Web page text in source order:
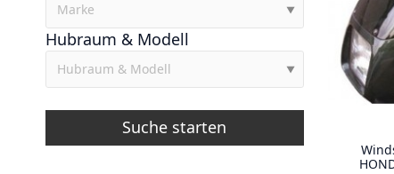
▼
Hubraum & Modell
▼
Suche starten